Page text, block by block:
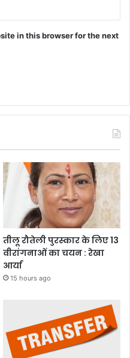
in this browser for the next
तीलू रौतेली पुरस्कार के लिए 13
वीरांगनाओं का चयन : रेखा
आर्या
15 hours ago